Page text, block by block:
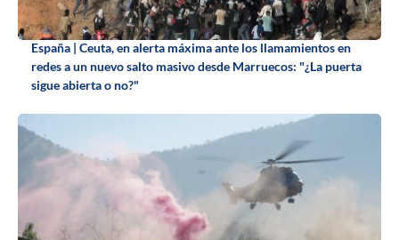
España | Ceuta, en alerta máxima ante los llamamientos en
redes a un nuevo salto masivo desde Marruecos: "¿La puerta
sigue abierta o no?"